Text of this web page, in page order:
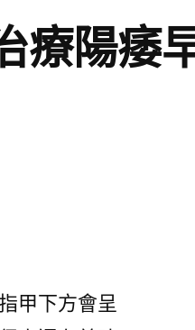
療陽痿
甲下方會呈